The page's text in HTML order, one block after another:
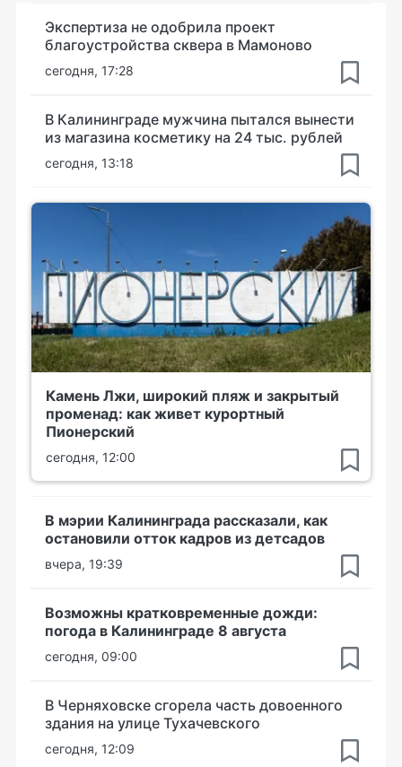
Экспертиза не одобрила проект
благоустройства сквера в Мамоново
сегодня, 17:28
В Калининграде мужчина пытался вынести
из магазина косметику на 24 тыс. рублей
сегодня, 13:18
Камень Лжи, широкий пляж и закрытый
променад: как живет курортный
Пионерский
сегодня, 12:00
В мэрии Калининграда рассказали, как
остановили отток кадров из детсадов
вчера, 19:39
Возможны кратковременные дожди:
погода в Калининграде 8 августа
сегодня, 09:00
В Черняховске сгорела часть довоенного
здания на улице Тухачевского
сегодня, 12:09